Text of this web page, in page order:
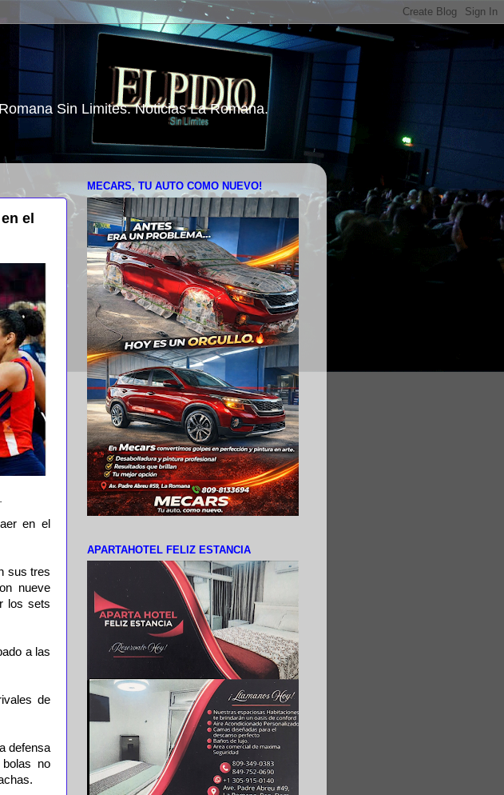
Sin Limites. Noticias La Romana.
el
en el
sus tres
nueve
los sets
a las
de
defensa
no
MECARS, TU AUTO COMO NUEVO!
APARTAHOTEL FELIZ ESTANCIA